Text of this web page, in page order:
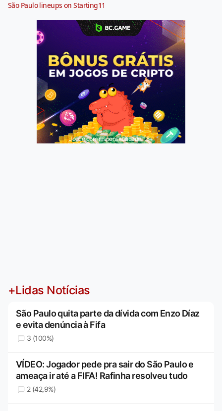
São Paulo lineups on Starting11
Jogue com responsabilidade. 18+
+Lidas Notícias
São Paulo quita parte da dívida com Enzo Díaz
e evita denúncia à Fifa
3 (100%)
VÍDEO: Jogador pede pra sair do São Paulo e
ameaça ir até a FIFA! Rafinha resolveu tudo
2 (42,9%)